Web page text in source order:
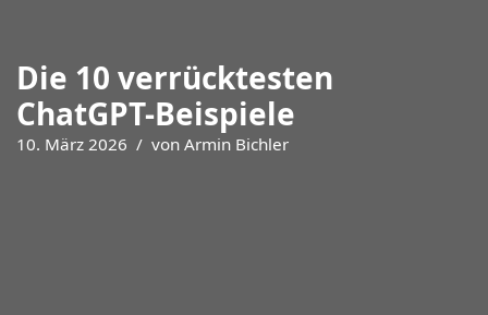
Die 10 verrücktesten
ChatGPT-Beispiele
10. März 2026 von Armin Bichler